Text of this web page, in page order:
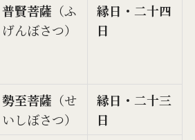
普賢菩薩 （ふ
げんぼさつ）
縁日・二十四
日
勢至菩薩 （せ
いしぼさつ）
縁日・二十三
日